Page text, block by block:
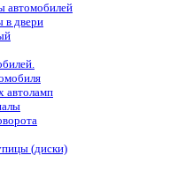
автомобилей
в двери
автоламп
(диски)